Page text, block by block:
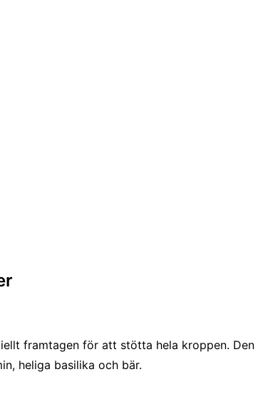
framtagen för att stötta hela kroppen.
heliga basilika och bär.